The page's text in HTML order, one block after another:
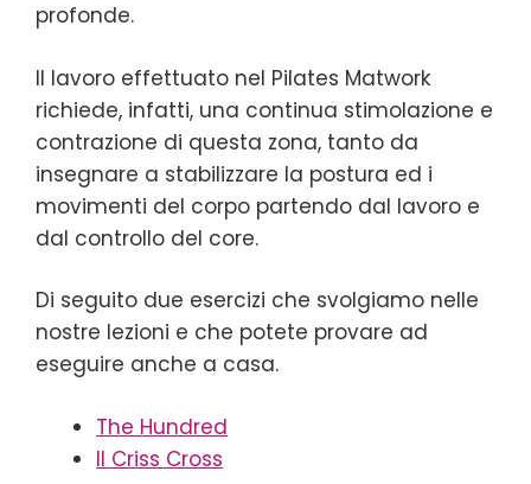
profonde.
Il lavoro effettuato nel Pilates Matwork
richiede, infatti, una continua stimolazione e
contrazione di questa zona, tanto da
insegnare a stabilizzare la postura ed i
movimenti del corpo partendo dal lavoro e
dal controllo del core.
Di seguito due esercizi che svolgiamo nelle
nostre lezioni e che potete provare ad
eseguire anche a casa.
The Hundred
Il Criss Cross